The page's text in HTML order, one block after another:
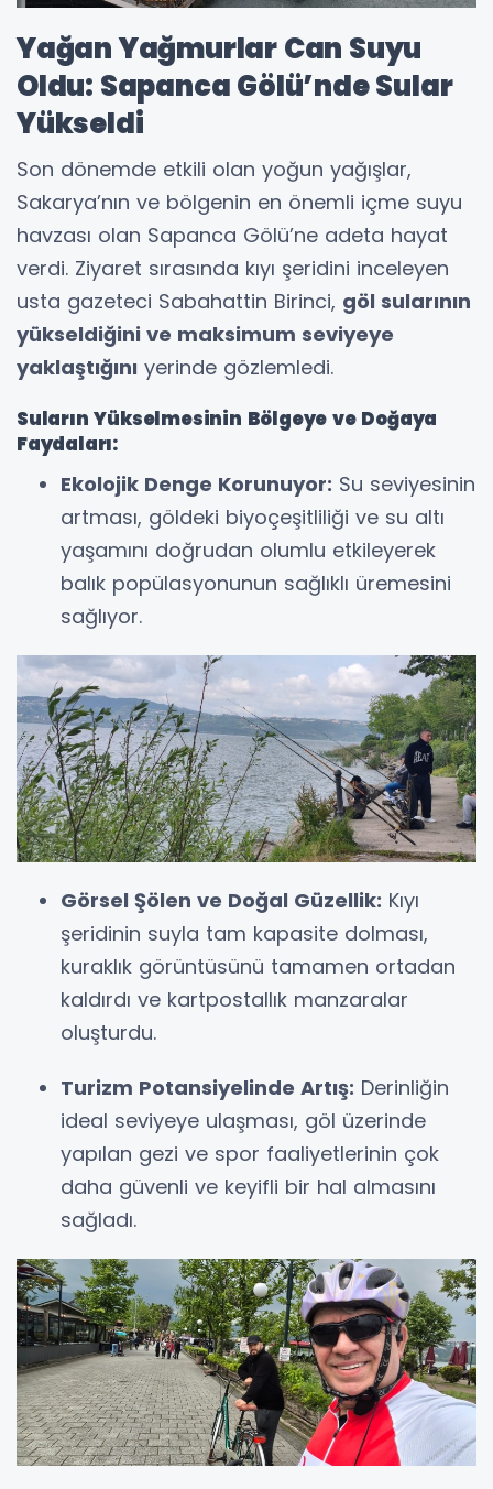
Yağan Yağmurlar Can Suyu
Oldu: Sapanca Gölü’nde Sular
Yükseldi
Son dönemde etkili olan yoğun yağışlar,
Sakarya’nın ve bölgenin en önemli içme suyu
havzası olan Sapanca Gölü’ne adeta hayat
verdi. Ziyaret sırasında kıyı şeridini inceleyen
usta gazeteci Sabahattin Birinci, göl sularının
yükseldiğini ve maksimum seviyeye
yaklaştığını yerinde gözlemledi.
Suların Yükselmesinin Bölgeye ve Doğaya
Faydaları:
Ekolojik Denge Korunuyor: Su seviyesinin
artması, göldeki biyoçeşitliliği ve su altı
yaşamını doğrudan olumlu etkileyerek
balık popülasyonunun sağlıklı üremesini
sağlıyor.
Görsel Şölen ve Doğal Güzellik: Kıyı
şeridinin suyla tam kapasite dolması,
kuraklık görüntüsünü tamamen ortadan
kaldırdı ve kartpostallık manzaralar
oluşturdu.
Turizm Potansiyelinde Artış: Derinliğin
ideal seviyeye ulaşması, göl üzerinde
yapılan gezi ve spor faaliyetlerinin çok
daha güvenli ve keyifli bir hal almasını
sağladı.